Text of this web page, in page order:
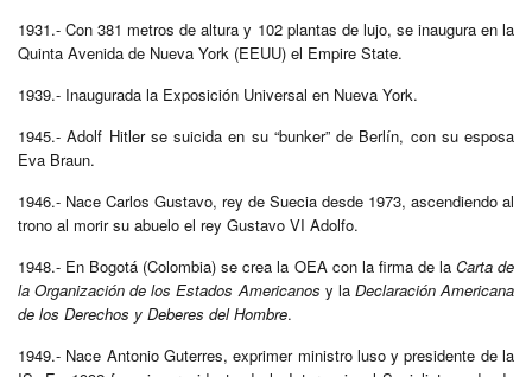
1931.- Con 381 metros de altura y 102 plantas de lujo, se inaugura en la
Quinta Avenida de Nueva York (EEUU) el Empire State.
1939.- Inaugurada la Exposición Universal en Nueva York.
1945.- Adolf Hitler se suicida en su “bunker” de Berlín, con su esposa
Eva Braun.
1946.- Nace Carlos Gustavo, rey de Suecia desde 1973, ascendiendo al
trono al morir su abuelo el rey Gustavo VI Adolfo.
1948.- En Bogotá (Colombia) se crea la OEA con la firma de la Carta de
la Organización de los Estados Americanos y la Declaración Americana
de los Derechos y Deberes del Hombre.
1949.- Nace Antonio Guterres, exprimer ministro luso y presidente de la